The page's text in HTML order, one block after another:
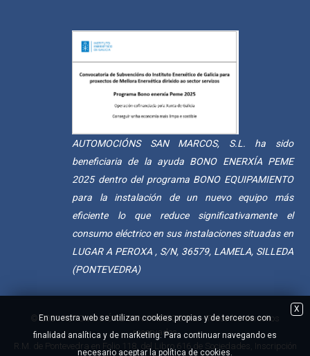
AUTOMOCIÓNS SAN MARCOS, S.L. ha sido
beneficiaria de la ayuda BONO ENERXÍA PEME
2025 dentro del programa BONO EQUIPAMIENTO
para la instalación de un nuevo equipo más
eficiente lo que reduce significativamente el
consumo eléctrico en sus instalaciones situadas en
LUGAR A PEROXA , S/N, 36579, LAMELA, SILLEDA
(PONTEVEDRA)
© 2021 AUTOMOCIÓNS SAN MARCOS S.L. - Todos los derechos
reservados
R.M. de Pontevedra en Folio 118, del Libro 616 de Sociedades, Inscripción
X
En nuestra web se utilizan cookies propias y de terceros con
finalidad analítica y de marketing. Para continuar navegando es
necesario aceptar la política de cookies.